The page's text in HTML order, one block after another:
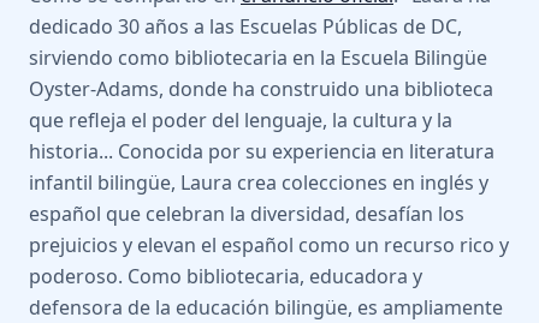
dedicado 30 años a las Escuelas Públicas de DC,
sirviendo como bibliotecaria en la Escuela Bilingüe
Oyster-Adams, donde ha construido una biblioteca
que refleja el poder del lenguaje, la cultura y la
historia... Conocida por su experiencia en literatura
infantil bilingüe, Laura crea colecciones en inglés y
español que celebran la diversidad, desafían los
prejuicios y elevan el español como un recurso rico y
poderoso. Como bibliotecaria, educadora y
defensora de la educación bilingüe, es ampliamente